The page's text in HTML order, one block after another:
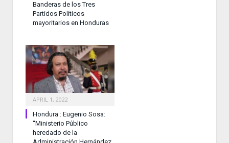
Banderas de los Tres
Partidos Políticos
mayoritarios en Honduras
APRIL 1, 2022
Hondura : Eugenio Sosa:
“Ministerio Público
heredado de la